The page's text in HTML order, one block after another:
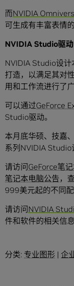
而NVIDIA
可生成有丰富表情
NVIDIA Studio驱动
NVIDIA Studio设
打造，以满足其对
用和工作流进行了
可以通过GeForce
Studio驱动。
本月底华硕、技嘉
系列NVIDIA Studio
请访问GeForce笔
笔记本电脑公告，
999美元起的不同配
请访问NVIDIA
件和软件的相关信息
分类: 专业图形 | 企